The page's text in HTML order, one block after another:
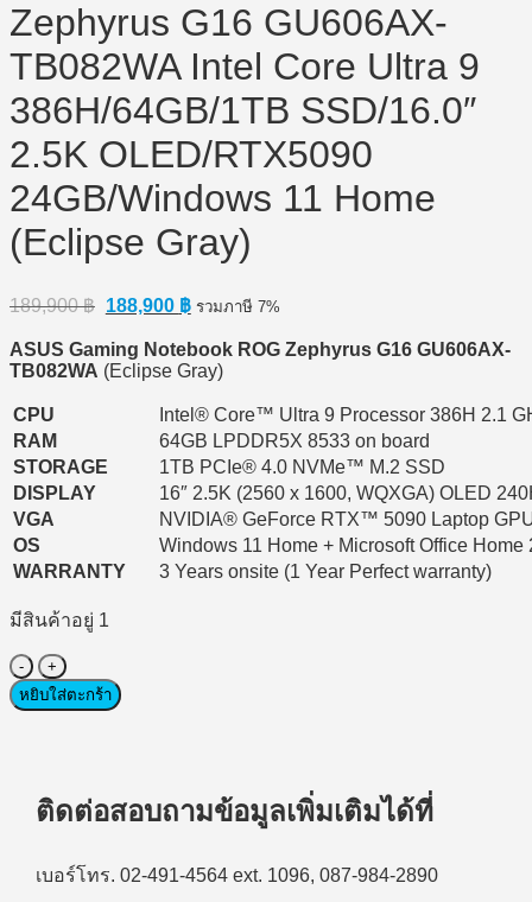
Zephyrus G16 GU606AX-
TB082WA Intel Core Ultra 9
386H/64GB/1TB SSD/16.0″
2.5K OLED/RTX5090
24GB/Windows 11 Home
(Eclipse Gray)
189,900฿ Original
price
was:
189,900 ฿.
188,900 ฿Current
price
is:
188,900 ฿.
รวมภาษี 7%
ASUS Gaming Notebook ROG Zephyrus G16 GU606AX-
TB082WA (Eclipse Gray)
CPU
Intel® Core™ Ultra 9 Processor 386H 2.1
RAM
64GB LPDDR5X 8533 on board
STORAGE
1TB PCIe® 4.0 NVMe™ M.2 SSD
DISPLAY
16″ 2.5K (2560 x 1600, WQXGA) OLED
VGA
NVIDIA® GeForce RTX™ 5090 Laptop
OS
Windows 11 Home + Microsoft Office Home
WARRANTY
3 Years onsite (1 Year Perfect warranty)
มีสินค้าอยู่ 1
จำนวน
Gaming
Notebook
เล่น
ROG
หยิบใส่ตะกร้า
ติดต่อสอบถามข้อมูลเพิ่มเติมได้ที่
เบอร์โทร. 02-491-4564 ext. 1096, 087-984-2890